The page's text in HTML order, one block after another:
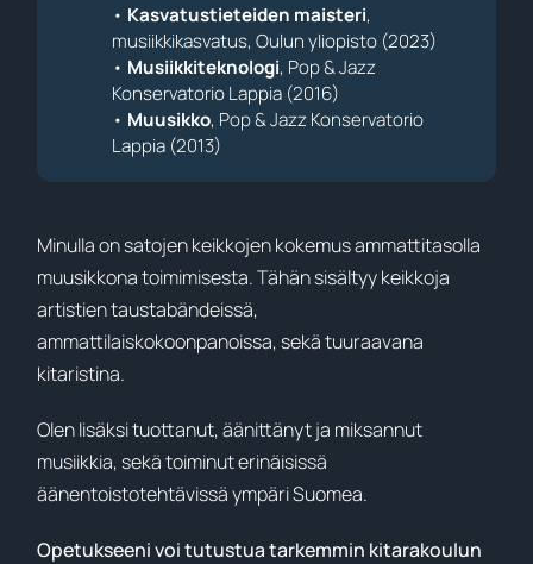
• Kasvatustieteiden maisteri,
musiikkikasvatus, Oulun yliopisto (2023)
• Musiikkiteknologi, Pop & Jazz
Konservatorio Lappia (2016)
• Muusikko, Pop & Jazz Konservatorio
Lappia (2013)
Minulla on satojen keikkojen kokemus ammattitasolla
muusikkona toimimisesta. Tähän sisältyy keikkoja
artistien taustabändeissä,
ammattilaiskokoonpanoissa, sekä tuuraavana
kitaristina.
Olen lisäksi tuottanut, äänittänyt ja miksannut
musiikkia, sekä toiminut erinäisissä
äänentoistotehtävissä ympäri Suomea.
Opetukseeni voi tutustua tarkemmin kitarakoulun